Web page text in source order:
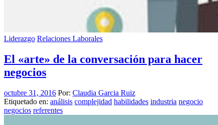
Liderazgo Relaciones Laborales
El «arte» de la conversación para hacer
negocios
octubre 31, 2016 Por: Claudia Garcia Ruiz
Etiquetado en: análisis complejidad habilidades industria negocio
negocios referentes